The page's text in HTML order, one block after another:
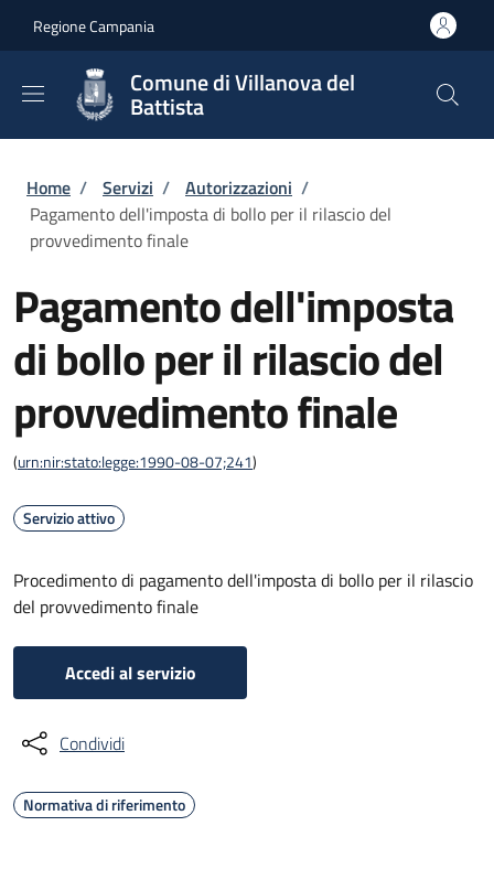
Regione Campania
Comune di Villanova del
Battista
Briciole di pane
Home / Servizi / Autorizzazioni /
Pagamento dell'imposta di bollo per il rilascio del
provvedimento finale
Pagamento dell'imposta
di bollo per il rilascio del
provvedimento finale
(urn:nir:stato:legge:1990-08-07;241)
Servizio attivo
Procedimento di pagamento dell'imposta di bollo per il rilascio
del provvedimento finale
Accedi al servizio
Condividi
Normativa di riferimento